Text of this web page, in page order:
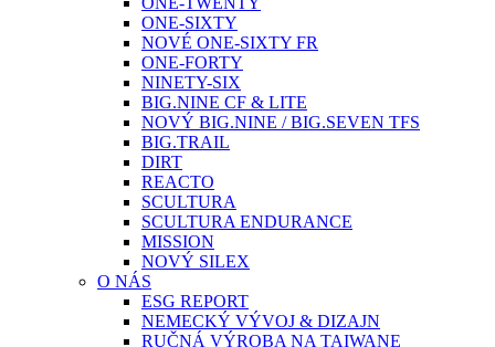
ONE-SIXTY
NOVÉ ONE-SIXTY FR
ONE-FORTY
NINETY-SIX
BIG.NINE CF & LITE
NOVÝ BIG.NINE / BIG.SEVEN TFS
BIG.TRAIL
DIRT
REACTO
SCULTURA
SCULTURA ENDURANCE
MISSION
NOVÝ SILEX
O NÁS
ESG REPORT
NEMECKÝ VÝVOJ & DIZAJN
RUČNÁ VÝROBA NA TAIWANE